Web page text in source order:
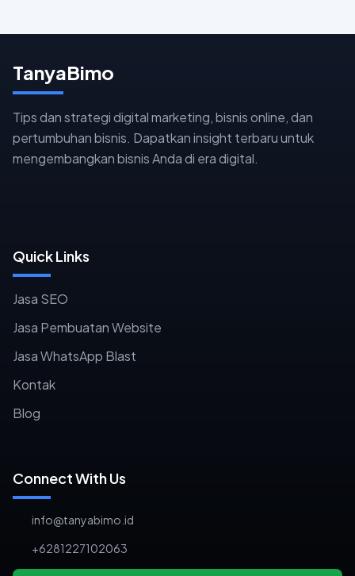
TanyaBimo
Tips dan strategi digital marketing, bisnis online, dan
pertumbuhan bisnis. Dapatkan insight terbaru untuk
mengembangkan bisnis Anda di era digital.
Quick Links
Jasa SEO
Jasa Pembuatan Website
Jasa WhatsApp Blast
Kontak
Blog
Connect With Us
info@tanyabimo.id
+6281227102063